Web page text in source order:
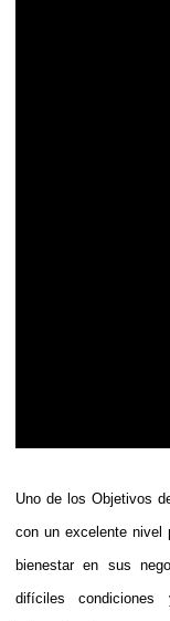
Uno de los Objetivos
con un excelente nivel
bienestar en sus
difíciles